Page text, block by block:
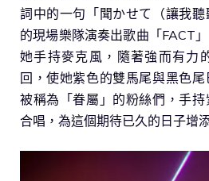
詞中的一句「聞かせて（讓我
的現場樂隊演奏出歌曲「FACT
她手持麥克風，隨著強而有力
回，使她紫色的雙馬尾與黑色尾
被稱為「眷屬」的粉絲們，手
合唱，為這個期待已久的日子增